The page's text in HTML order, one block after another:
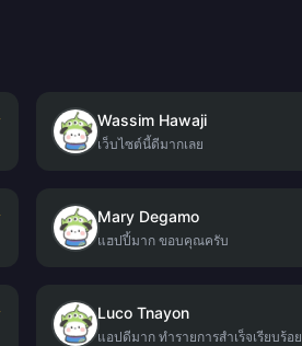
Wassim Hawaji
เว็บไซต์นี้ดีมากเลย
Mary Degamo
แฮปปี้มาก ขอบคุณครับ
Luco Tnayon
แอปดีมาก ทำรายการสำเร็จเรียบร้อย